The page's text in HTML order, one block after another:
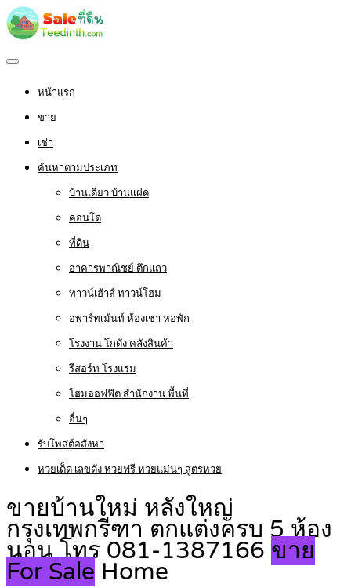
หน้าแรก
ขาย
เช่า
ค้นหาตามประเภท
บ้านเดี่ยว บ้านแฝด
คอนโด
ที่ดิน
อาคารพาณิชย์ ตึกแถว
ทาวน์เฮ้าส์ ทาวน์โฮม
อพาร์ทเม้นท์ ห้องเช่า หอพัก
โรงงาน โกดัง คลังสินค้า
รีสอร์ท โรงแรม
โฮมออฟฟิต สำนักงาน พื้นที่
อื่นๆ
รับโพสต์อสังหา
หวยเด็ด เลขดัง หวยฟรี หวยแม่นๆ สูตรหวย
ขายบ้านใหม่ หลังใหญ่
กรุงเทพกรีฑา ตกแต่งครบ 5 ห้อง
นอน โทร 081-1387166 ขาย
For Sale Home